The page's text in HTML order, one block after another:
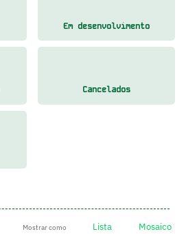
Em desenvolvimento
Cancelados
Mostrar como Lista Mosaico